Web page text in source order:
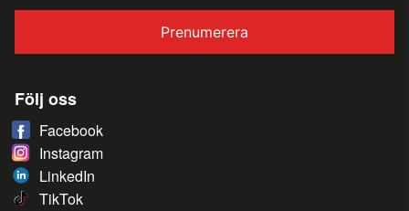
Prenumerera
Följ oss
Facebook
Instagram
LinkedIn
TikTok